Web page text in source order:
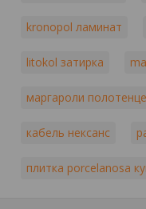
kronopol ламинат
litokol затирка
маргароли
кабель нексанс
плитка porcelanosa